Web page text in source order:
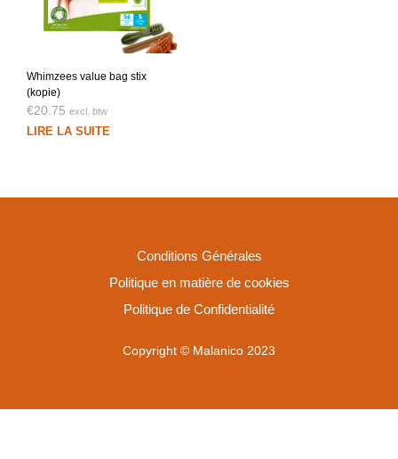
Whimzees value bag stix
(kopie)
€20.75 excl. btw
LIRE LA SUITE
Conditions Générales
Politique en matière de cookies
Politique de Confidentialité
Copyright © Malanico 2023